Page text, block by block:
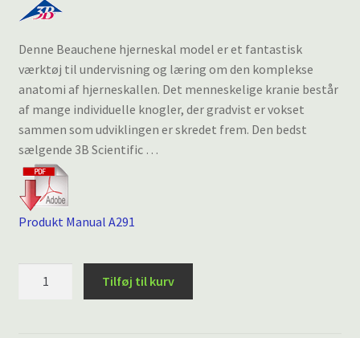
Denne Beauchene hjerneskal model er et fantastisk
værktøj til undervisning og læring om den komplekse
anatomi af hjerneskallen. Det menneskelige kranie består
af mange individuelle knogler, der gradvist er vokset
sammen som udviklingen er skredet frem. Den bedst
sælgende 3B Scientific …
Produkt Manual A291
Tilføj til kurv